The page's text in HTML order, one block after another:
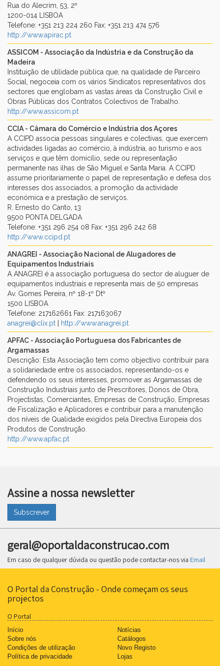
Rua do Alecrim, 53, 2º
1200-014 LISBOA
Telefone: +351 213 224 260 Fax: +351 213 474 576
http://www.apirac.pt
ASSICOM - Associação da Indústria e da Construção da
Madeira
Instituição de utilidade pública que, na qualidade de Parceiro
Social, negoceia com os vários Sindicatos representativos dos
sectores que englobam as vastas áreas da Construção Civil e
Obras Públicas dos Contratos Colectivos de Trabalho.
http://www.assicom.pt
CCIA - Câmara do Comércio e Indústria dos Açores
A CCIPD associa pessoas singulares e colectivas, que exercem
actividades ligadas ao comércio, à indústria, ao turismo e aos
serviços e que têm domicílio, sede ou representação
permanente nas ilhas de São Miguel e Santa Maria. A CCIPD
assume prioritariamente o papel de representação e defesa dos
interesses dos associados, a promoção da actividade
económica e a prestação de serviços.
R. Ernesto do Canto, 13
9500 PONTA DELGADA
Telefone: +351 296 254 08 Fax: +351 296 242 68
http://www.ccipd.pt
ANAGREI - Associação Nacional de Alugadores de
Equipamentos Industriais
A ANAGREI é a associação portuguesa do sector de aluguer de
equipamentos industriais e representa mais de 50 empresas
Av. Gomes Pereira, nº 18-1º Dtº
1500 LISBOA
Telefone: 217162661 Fax: 217163067
anagrei@clix.pt
http://www.anagrei.pt
APFAC - Associação Portuguesa dos Fabricantes de
Argamassas
Descrição: Esta Associação tem como objectivo contribuir para
a solidariedade entre os associados, representando-os e
defendendo os seus interesses, promover as Argamassas de
Construção Industriais junto de Prescritores, Donos de Obra,
Projectistas, Comerciantes, Empresas de Construção, Empresas
de Fiscalização e Aplicadores e contribuir para a manutenção
dos níveis de Qualidade exigidos pela Directiva Europeia dos
Produtos de Construção.
http://www.apfac.pt
Assine a nossa newsletter
Subscrever
geral@oportaldaconstrucao.com
Em caso de qualquer dúvida ou questão pode contactar-nos via Email
O Portal da Construção - Onde começam os seus
projectos
O Portal
Início
Sobre nós
Condições de utilização
Política de privacidade
Notícias
Catálogos
Novo Registo
Lojas